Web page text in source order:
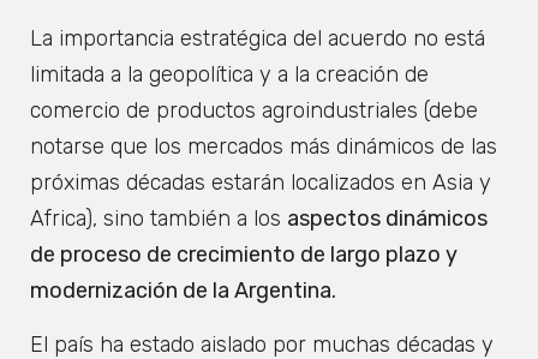
La importancia estratégica del acuerdo no está
limitada a la geopolítica y a la creación de
comercio de productos agroindustriales (debe
notarse que los mercados más dinámicos de las
próximas décadas estarán localizados en Asia y
Africa), sino también a los aspectos dinámicos
de proceso de crecimiento de largo plazo y
modernización de la Argentina.
El país ha estado aislado por muchas décadas y